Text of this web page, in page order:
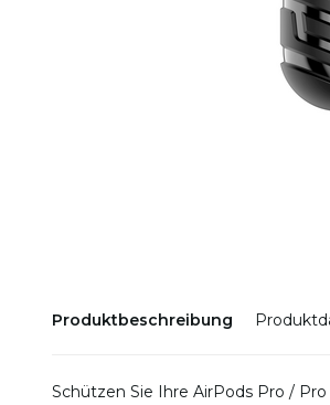
Produktbeschreibung
Schützen Sie Ihre AirPods Pro /